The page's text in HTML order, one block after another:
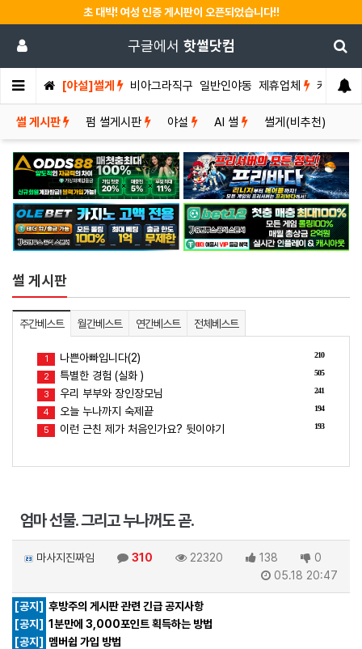
초 대박! 여성 인증 게시판이 오픈되었습니다!!
구글에서 핫썰닷컴
[야설]썰게 비아그라직구 일반인야동 제휴업체 커뮤니티
썰 게시판 펌 썰게시판 야설 AI 썰 썰게(비추천)
썰 게시판
주간베스트 월간베스트 연간베스트 전체베스트
210
1 나쁜아빠입니다(2)
505
2 특별한 경험 (실화 )
241
3 우리 부부와 장인장모님
194
4 오늘 누나까지 숙제끝
193
5 이런 근친 제가 처음인가요? 뒷이야기
엄마 선물. 그리고 누나꺼도 곧.
마사지진짜임 310 22320 138
0
05.18 20:47
[공지] 후방주의 게시판 관련 긴급 공지사항
[공지] 1분만에 3,000포인트 획득하는 방법
[공지]
멤버쉽 가입 방법